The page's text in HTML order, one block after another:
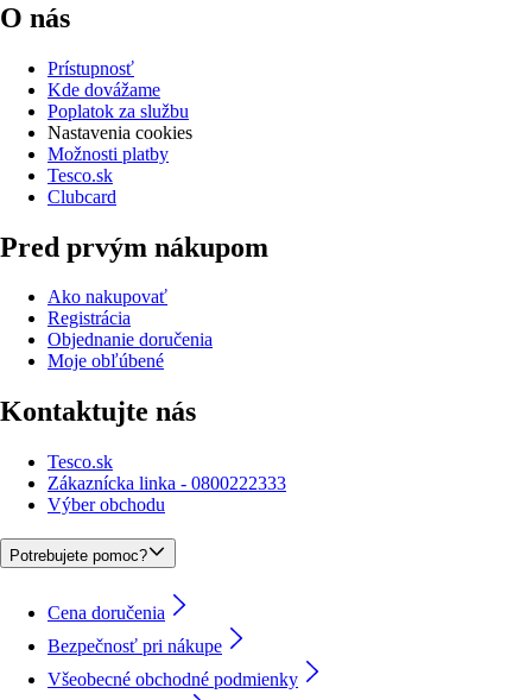
O nás
Prístupnosť
Kde dovážame
Poplatok za službu
Nastavenia cookies
Možnosti platby
Tesco.sk
Clubcard
Pred prvým nákupom
Ako nakupovať
Registrácia
Objednanie doručenia
Moje obľúbené
Kontaktujte nás
Tesco.sk
Zákaznícka linka - 0800222333
Výber obchodu
Potrebujete pomoc?
Cena doručenia
Bezpečnosť pri nákupe
Všeobecné obchodné podmienky